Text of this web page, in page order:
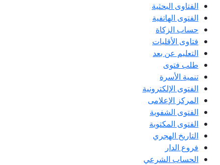
الفتاوى البحثية
الفتوى الهاتفية
حساب الزكاة
فتاوى الأقليات
التعليم عن بعد
طلب فتوى
تنمية الأسرة
الفتوى الإلكترونية
المركز الإعلامى
الفتوى الشفوية
الفتوى المكتوبة
التاريخ الهجري
فروع الدار
الحساب الشرعي